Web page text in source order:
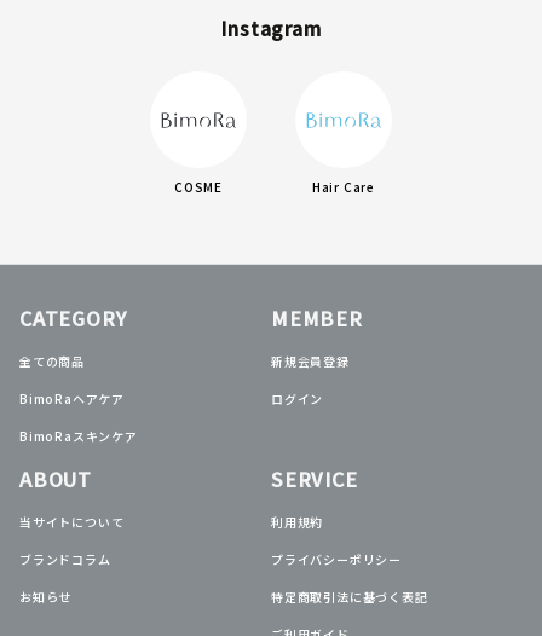
Instagram
COSME Hair Care
CATEGORY
全ての商品
BimoRaヘアケア
BimoRaスキンケア
MEMBER
新規会員登録
ログイン
ABOUT
当サイトについて
ブランドコラム
お知らせ
SERVICE
利用規約
プライバシーポリシー
特定商取引法に基づく表記